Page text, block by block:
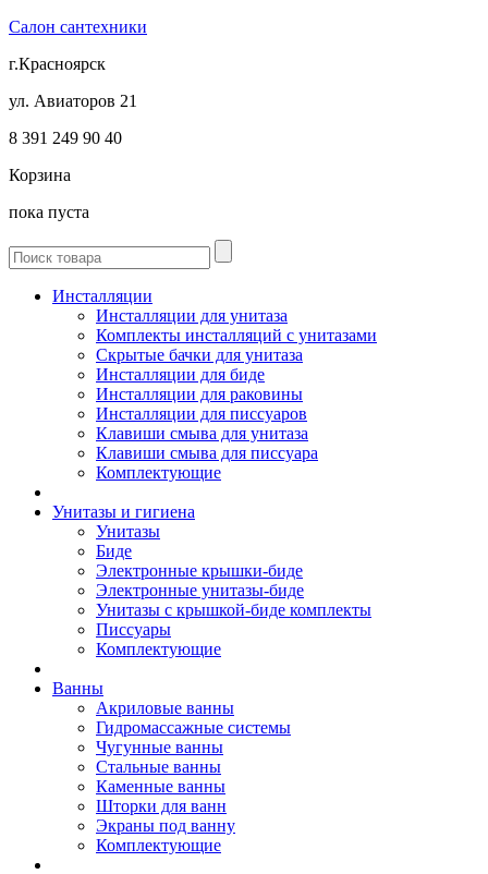
Салон сантехники
г.Красноярск
ул. Авиаторов 21
8 391 249 90 40
Корзина
пока пуста
Инсталляции
Инсталляции для унитаза
Комплекты инсталляций с унитазами
Скрытые бачки для унитаза
Инсталляции для биде
Инсталляции для раковины
Инсталляции для писсуаров
Клавиши смыва для унитаза
Клавиши смыва для писсуара
Комплектующие
Унитазы и гигиена
Унитазы
Биде
Электронные крышки-биде
Электронные унитазы-биде
Унитазы с крышкой-биде комплекты
Писсуары
Комплектующие
Ванны
Акриловые ванны
Гидромассажные системы
Чугунные ванны
Стальные ванны
Каменные ванны
Шторки для ванн
Экраны под ванну
Комплектующие